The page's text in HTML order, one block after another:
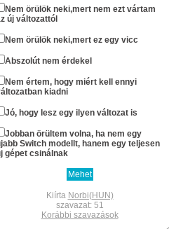
Sziasztok! Él még azért az oldal?
febr 11 : 14:49
Nem gondoltam volna resolve , hogy te
fellátogatsz az oldalra.
-os léted révén gondoltam hogy lesz
Series géped.
lassan két hete várom hogy
már egyszer
meguntam hogy fél év
sem volt kapható, inkább
az árát.
megvan az mellé pedig hogy
tánogassam a Japánokat csak egy PS5
jöhet szóba.Nagyon sok rá a jó játék.Az új
kontroller pedig olyan élmény ami csak
PS-en van.A PSVR2 is most jön az pedig
megint egy brutál kütyü.Volt egyes VR-om,
szerettem nagyon.
Nem örülök neki,mert nem ezt vártam
új változattól
Nem örülök neki,mert ez egy vicc
Abszolút nem érdekel
Nem értem, hogy miért kell ennyi
kiadni
Jó, hogy lesz egy ilyen változat is
Jobban örültem volna, ha nem egy
Switch modellt, hanem egy teljesen
gépet csinálnak
Kiírta Norbi(HUN)
szavazat: 51
Korábbi szavazások